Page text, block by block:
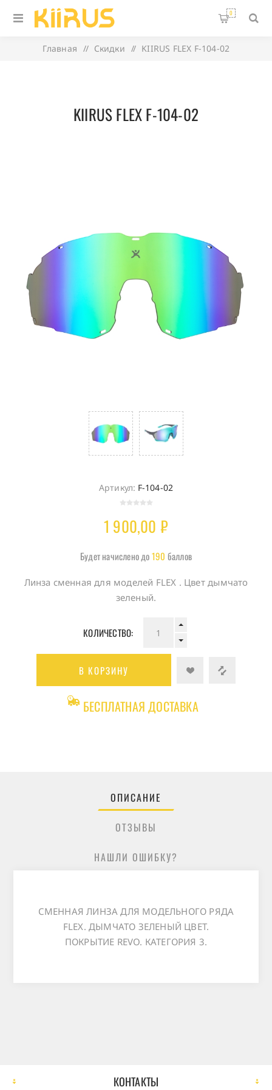
0
Главная / Скидки / KIIRUS FLEX F-104-02
KIIRUS FLEX F-104-02
Артикул: F-104-02
1 900,00 ₽
Будет начислено до190 баллов
Линза сменная для моделей FLEX . Цвет дымчато
зеленый.
КОЛИЧЕСТВО:
В КОРЗИНУ
БЕСПЛАТНАЯ ДОСТАВКА
ОПИСАНИЕ
ОТЗЫВЫ
НАШЛИ ОШИБКУ?
СМЕННАЯ ЛИНЗА ДЛЯ МОДЕЛЬНОГО РЯДА
FLEX. ДЫМЧАТО ЗЕЛЕНЫЙ ЦВЕТ.
ПОКРЫТИЕ REVO. КАТЕГОРИЯ 3.
КОНТАКТЫ